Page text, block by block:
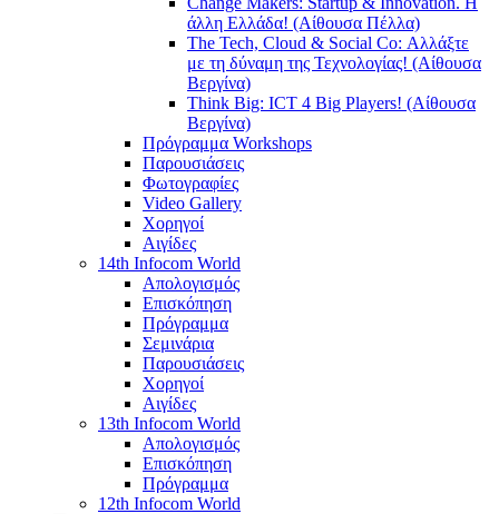
άλλη Ελλάδα! (Αίθουσα Πέλλα)
The Tech, Cloud & Social Co: Αλλάξτε
με τη δύναμη της Τεχνολογίας! (Αίθουσα
Βεργίνα)
Think Big: ICT 4 Big Players! (Αίθουσα
Βεργίνα)
Πρόγραμμα Workshops
Παρουσιάσεις
Φωτογραφίες
Video Gallery
Χορηγοί
Αιγίδες
14th Infocom World
Απολογισμός
Επισκόπηση
Πρόγραμμα
Σεμινάρια
Παρουσιάσεις
Χορηγοί
Αιγίδες
13th Infocom World
Απολογισμός
Επισκόπηση
Πρόγραμμα
12th Infocom World